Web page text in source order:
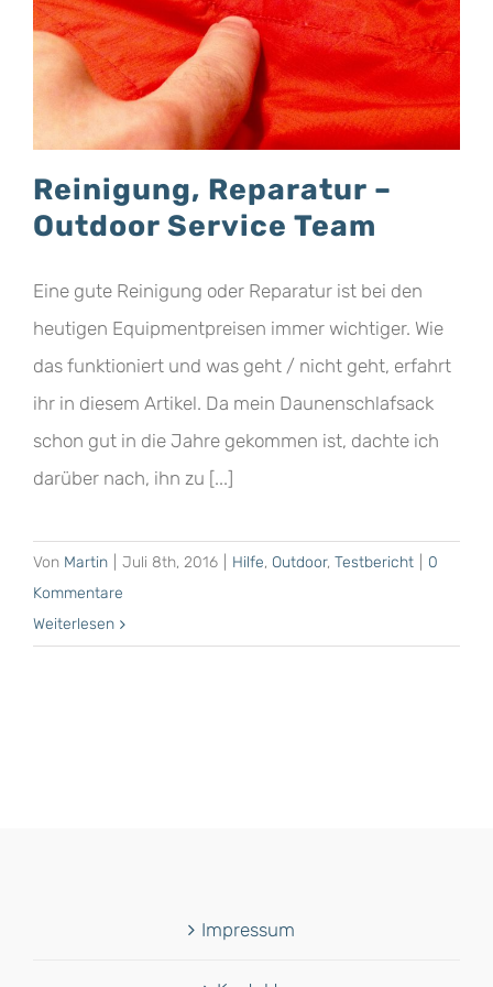
Reinigung, Reparatur –
Outdoor Service Team
Eine gute Reinigung oder Reparatur ist bei den
heutigen Equipmentpreisen immer wichtiger. Wie
das funktioniert und was geht / nicht geht, erfahrt
ihr in diesem Artikel. Da mein Daunenschlafsack
schon gut in die Jahre gekommen ist, dachte ich
darüber nach, ihn zu [...]
Von Martin Juli 8th, 2016 Hilfe, Outdoor, Testbericht
0
Kommentare
Weiterlesen
Impressum